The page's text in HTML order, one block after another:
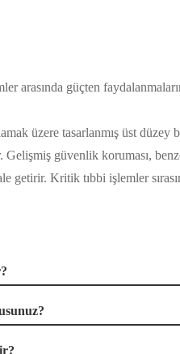
arasında güçten
üzere tasarlanmış üst düzey
Gelişmiş güvenlik koruması,
getirir. Kritik tıbbi işlemler